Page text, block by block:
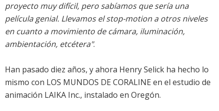
proyecto muy difícil, pero sabíamos que sería una
película genial. Llevamos el stop-motion a otros niveles
en cuanto a movimiento de cámara, iluminación,
ambientación, etcétera".
Han pasado diez años, y ahora Henry Selick ha hecho lo
mismo con LOS MUNDOS DE CORALINE en el estudio de
animación LAIKA Inc., instalado en Oregón.